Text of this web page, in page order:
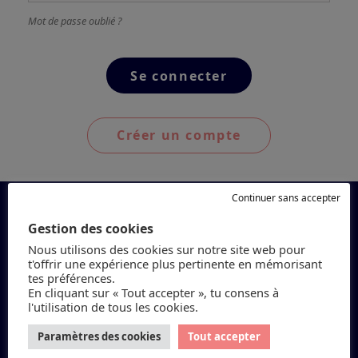
Mot de passe oublié ?
Créer un compte
Petit Galop
Gestion des cookies
Nous utilisons des cookies sur notre site web pour
t'offrir une expérience plus pertinente en mémorisant
tes préférences.
En cliquant sur « Tout accepter », tu consens à
l'utilisation de tous les cookies.
Paramètres des cookies Tout accepter
Continuer sans accepter